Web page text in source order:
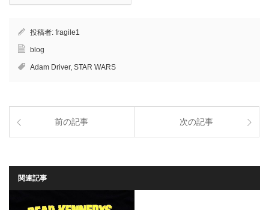
投稿者: fragile1
blog
Adam Driver, STAR WARS
前の記事 次の記事
関連記事